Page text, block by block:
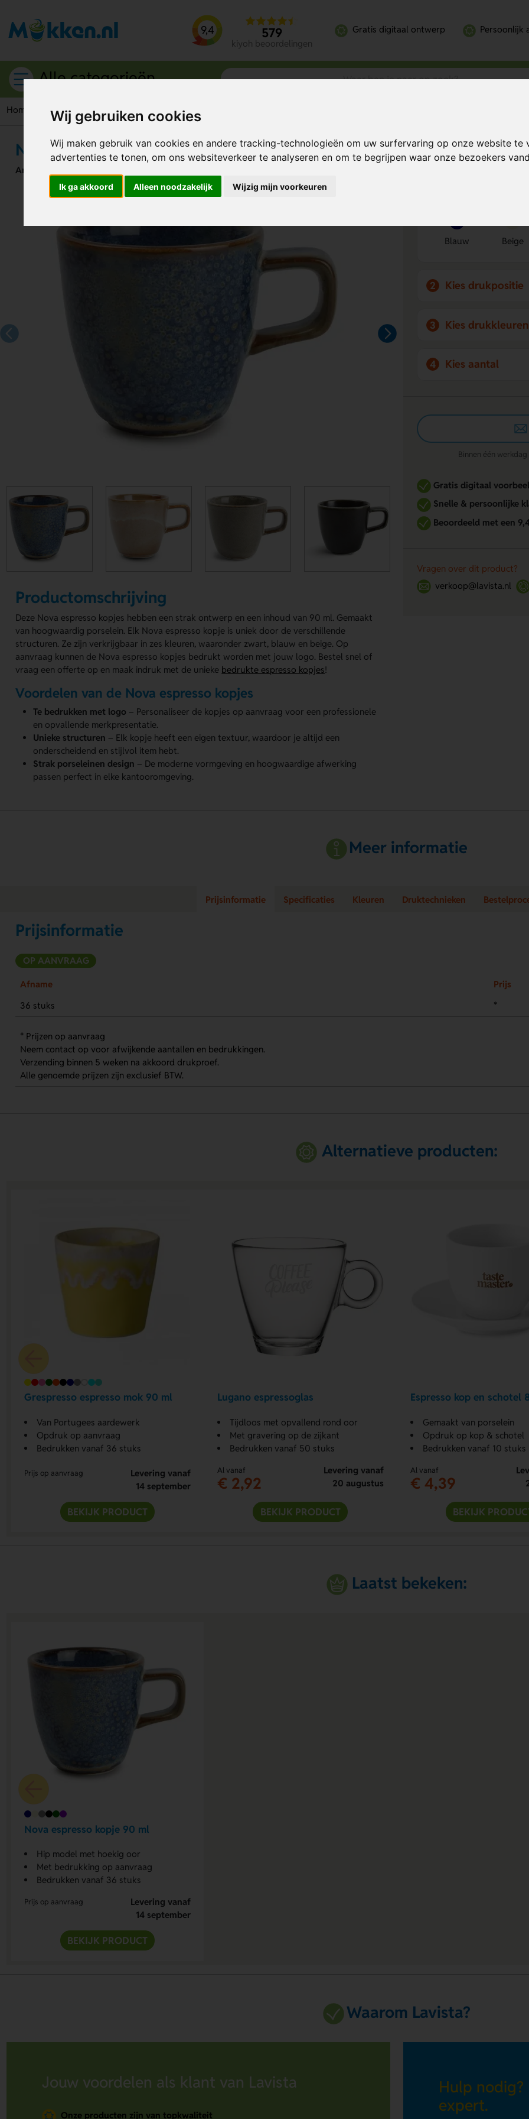
Wij gebruiken cookies
Wij maken gebruik van cookies en andere tracking-technologieën om uw surfervaring op onze website te
advertenties te tonen, om ons websiteverkeer te analyseren en om te begrijpen waar onze bezoekers
Ik ga akkoord Alleen noodzakelijk Wijzig mijn voorkeuren
9,4 579
kiyoh beoordelingen
Gratis digitaal ontwerp Persoonlijk
Alle categorieën
Home Espresso kopjes Nova espresso kopje 90 ml
Nova espresso kopje 90 ml
Artikelnummer:
Productomschrijving
Deze Nova espresso kopjes hebben een strak ontwerp en een inhoud van 90 ml. Gemaakt
van hoogwaardig porselein. Elk Nova espresso kopje is uniek door de verschillende
structuren. Ze zijn verkrijgbaar in zes kleuren, waaronder zwart, blauw en beige. Op
aanvraag kunnen de Nova espresso kopjes bedrukt worden met jouw logo. Bestel snel of
vraag een offerte op en maak indruk met de unieke bedrukte espresso kopjes!
Voordelen van de Nova espresso kopjes
Te bedrukken met logo – Personaliseer de kopjes op aanvraag voor een professionele
en opvallende merkpresentatie.
Unieke structuren – Elk kopje heeft een eigen textuur, waardoor je altijd een
onderscheidend en stijlvol item hebt.
Strak porseleinen design – De moderne vormgeving en hoogwaardige afwerking
passen perfect in elke kantooromgeving.
Bereken mijn
Blauw Beige
2 Kies drukpositie
3 Kies drukkleuren
4 Kies aantal
Binnen één
Gratis digitaal
Snelle & persoonlijke
Beoordeeld met een
Vragen over dit product?
verkoop@lavista.nl
Meer informatie
Prijsinformatie Specificaties Kleuren Druktechnieken
Prijsinformatie
OP AANVRAAG
Afname
Prijs
36 stuks
*
* Prijzen op aanvraag
Neem contact op voor afwijkende aantallen en bedrukkingen.
Verzending binnen 5 weken na akkoord drukproef.
Alle genoemde prijzen zijn exclusief BTW.
Alternatieve producten:
Grespresso espresso mok 90 ml
Van Portugees aardewerk
Opdruk op aanvraag
Bedrukken vanaf 36 stuks
Prijs op aanvraag
Levering vanaf
14 september
BEKIJK PRODUCT
Lugano espressoglas
Tijdloos met opvallend rond oor
Met gravering op de zijkant
Bedrukken vanaf 50 stuks
Al vanaf
€ 2,92
Levering vanaf
20 augustus
BEKIJK PRODUCT
Espresso kop en schotel
Gemaakt van porselein
Opdruk op kop & schotel
Bedrukken vanaf 10 stuks
Al vanaf
€ 4,39
BEKIJK
Laatst bekeken:
Nova espresso kopje 90 ml
Hip model met hoekig oor
Met bedrukking op aanvraag
Bedrukken vanaf 36 stuks
Prijs op aanvraag
Levering vanaf
14 september
BEKIJK PRODUCT
Waarom Lavista?
Jouw voordelen als klant van Lavista
Onze producten zijn van topkwaliteit
Hulp
expert.